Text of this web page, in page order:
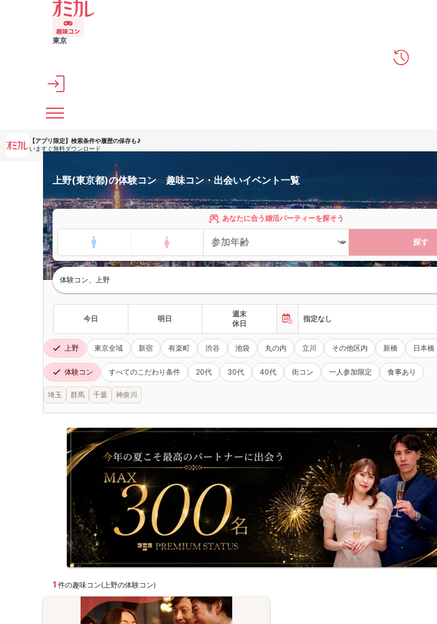
メインコンテンツへスキップ
東京
【アプリ限定】 検索条件や履歴の保存も♪
いますぐ無料ダウンロード
上野(東京都)の体験コン 趣味コン・出会いイベント一覧
あなたに合う婚活パーティーを探そう
探す
体験コン、上野
今日 明日
週末
休日
指定なし
上野 東京全域 新宿 有楽町 渋谷 池袋 丸の内 立川 その他区内 新橋 日本橋
体験コン すべてのこだわり条件 20代 30代 40代 街コン 一人参加限定 食事あり
埼玉 群馬 千葉 神奈川
1 件の趣味コン(上野の体験コン)